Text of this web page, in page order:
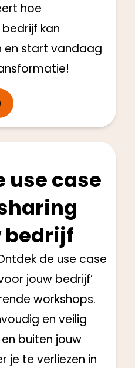
hoe
kan
en start vandaag
use case
bedrijf
de use case
jouw bedrijf’
workshops.
en veilig
buiten jouw
je te verliezen in